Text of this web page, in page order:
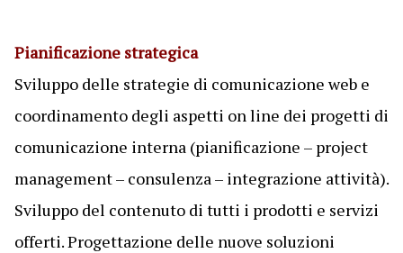
Pianificazione strategica
Sviluppo delle strategie di comunicazione web e
coordinamento degli aspetti on line dei progetti di
comunicazione interna (pianificazione – project
management – consulenza – integrazione attività).
Sviluppo del contenuto di tutti i prodotti e servizi
offerti. Progettazione delle nuove soluzioni